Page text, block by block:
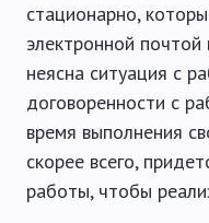
стационарно,
электронной
неясна ситуация с
договоренности с
время выполнения
скорее всего,
работы, чтобы